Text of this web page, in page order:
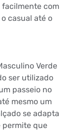
facilmente com
casual até o
Verde
ser utilizado
passeio no
mesmo um
se adapta
permite que